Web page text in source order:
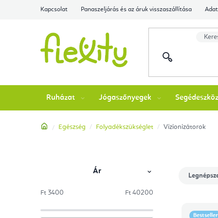
Kapcsolat Panaszeljárás és az áruk visszaszállítása
Ruházat Jógaszőnyegek
Kezdőlap
Egészség Folyadékszükséglet Vízionizátorok
l
d
Ár
Ft 3400 Ft 40200
Bestseller